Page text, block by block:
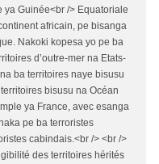
Guinée<br /> Equatoriale
africain, pe bisanga
Nakoki kopesa yo pe ba
d’outre-mer na Etats-
ba territoires naye bisusu
bisusu na Océan
ya France, avec esanga
pe ba terroristes
cabindais.<br /> <br />
des territoires hérités